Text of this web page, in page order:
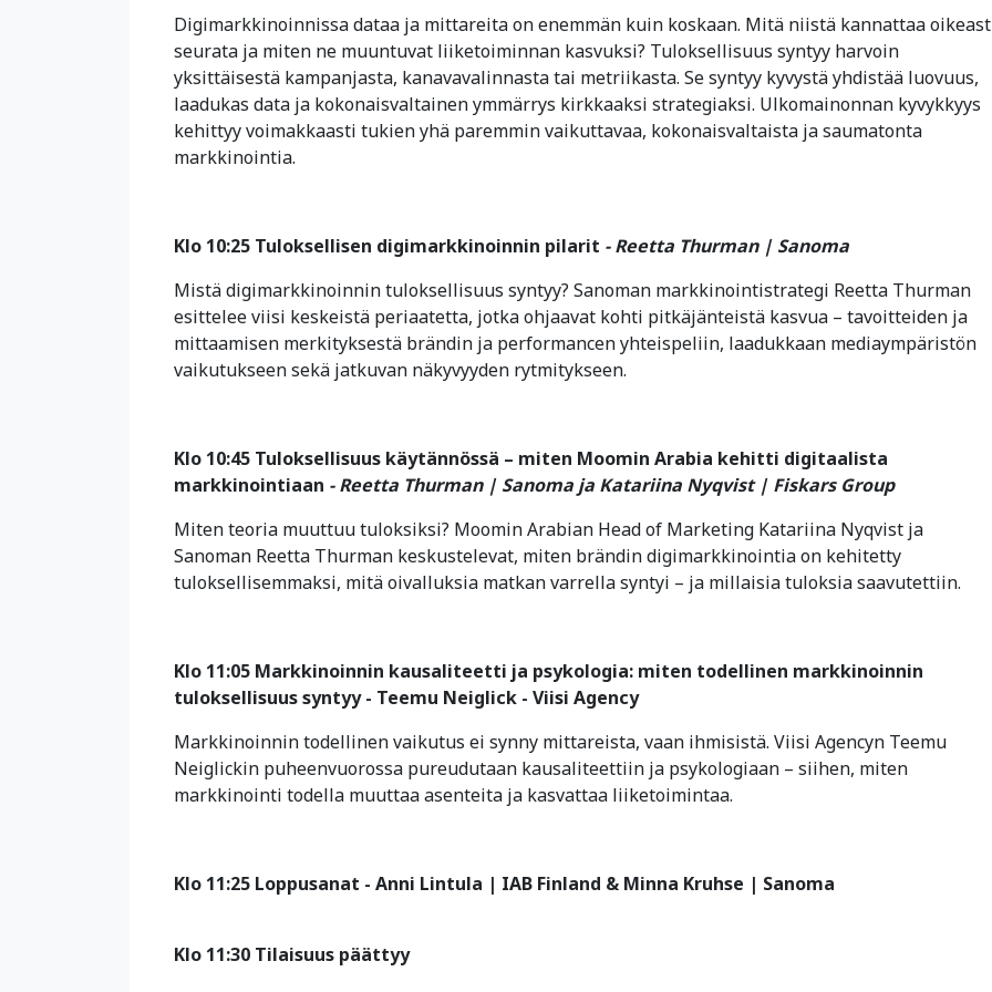
Digimarkkinoinnissa dataa ja mittareita on enemmän kuin koskaan. Mitä niistä kannattaa
seurata ja miten ne muuntuvat liiketoiminnan kasvuksi? Tuloksellisuus syntyy harvoin
yksittäisestä kampanjasta, kanavavalinnasta tai metriikasta. Se syntyy kyvystä yhdistää luovuus,
laadukas data ja kokonaisvaltainen ymmärrys kirkkaaksi strategiaksi. Ulkomainonnan kyvykkyys
kehittyy voimakkaasti tukien yhä paremmin vaikuttavaa, kokonaisvaltaista ja saumatonta
markkinointia.
Klo 10:25 Tuloksellisen digimarkkinoinnin pilarit - Reetta Thurman | Sanoma
Mistä digimarkkinoinnin tuloksellisuus syntyy? Sanoman markkinointistrategi Reetta Thurman
esittelee viisi keskeistä periaatetta, jotka ohjaavat kohti pitkäjänteistä kasvua – tavoitteiden ja
mittaamisen merkityksestä brändin ja performancen yhteispeliin, laadukkaan mediaympäristön
vaikutukseen sekä jatkuvan näkyvyyden rytmitykseen.
Klo 10:45 Tuloksellisuus käytännössä – miten Moomin Arabia kehitti digitaalista
markkinointiaan - Reetta Thurman | Sanoma ja Katariina Nyqvist | Fiskars Group
Miten teoria muuttuu tuloksiksi? Moomin Arabian Head of Marketing Katariina Nyqvist ja
Sanoman Reetta Thurman keskustelevat, miten brändin digimarkkinointia on kehitetty
tuloksellisemmaksi, mitä oivalluksia matkan varrella syntyi – ja millaisia tuloksia saavutettiin.
Klo 11:05 Markkinoinnin kausaliteetti ja psykologia: miten todellinen markkinoinnin
tuloksellisuus syntyy - Teemu Neiglick - Viisi Agency
Markkinoinnin todellinen vaikutus ei synny mittareista, vaan ihmisistä. Viisi Agencyn Teemu
Neiglickin puheenvuorossa pureudutaan kausaliteettiin ja psykologiaan – siihen, miten
markkinointi todella muuttaa asenteita ja kasvattaa liiketoimintaa.
Klo 11:25 Loppusanat - Anni Lintula | IAB Finland & Minna Kruhse | Sanoma
Klo 11:30 Tilaisuus päättyy